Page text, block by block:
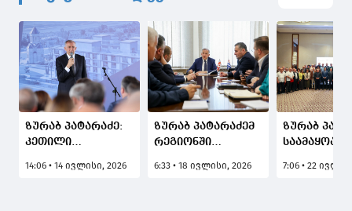
ზურაბ პატარაძე:
კეთილი
14:06 • 14 ივლისი, 2026
ზურაბ პატარაძემ
რეგიონში
სეზონზე
6:33 • 18 ივლისი, 2026
ზურაბ
საამაყოა,
ეროვნული
7:06 • 22